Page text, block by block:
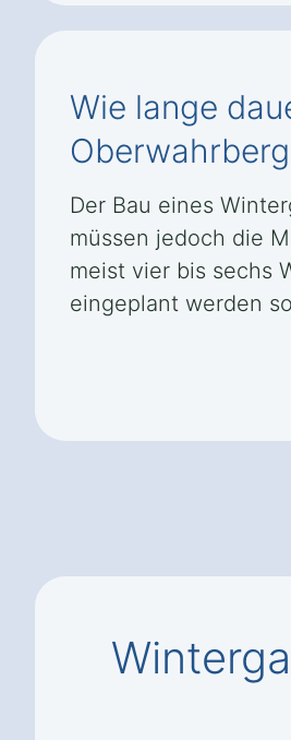
Wie lange
Der Bau eines
müssen jedoch die
meist vier bis sechs
eingeplant werden